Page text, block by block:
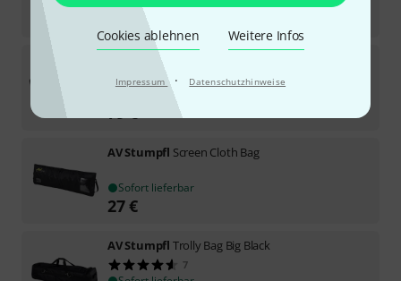
Cookies ablehnen Weitere Infos
Impressum · Datenschutzhinweise
KSB-036 Snap Stand Bag Big
Auf Anfrage
79€
AV Stumpfl Screen Cloth Bag
Sofort lieferbar
27€
AV Stumpfl Trolly Bag Big Black
7